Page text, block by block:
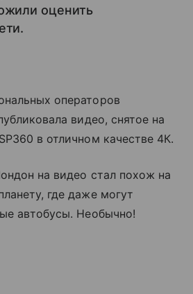
оценить
операторов
видео, снятое на
в отличном качестве 4К.
на видео стал похож на
где даже могут
автобусы. Необычно!